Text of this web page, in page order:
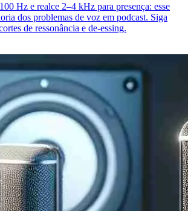
Hz e realce 2–4 kHz para presença: esse
dos problemas de voz em podcast. Siga
de ressonância e de-essing.